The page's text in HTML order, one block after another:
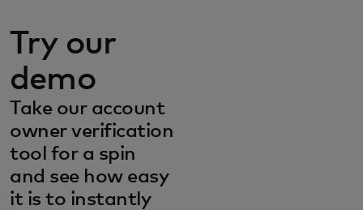
Try our
demo
Take our account
owner verification
tool for a spin
and see how easy
it is to instantly